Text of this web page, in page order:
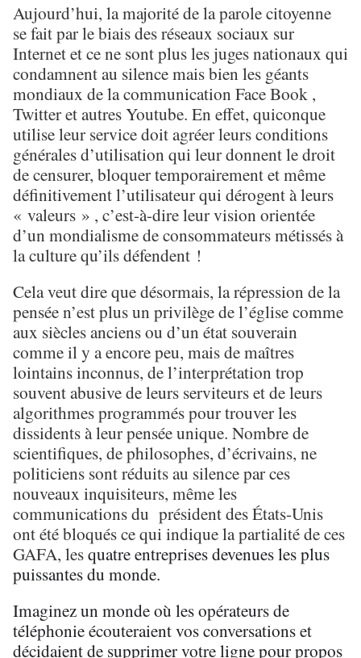
Aujourd’hui, la majorité de la parole citoyenne
se fait par le biais des réseaux sociaux sur
Internet et ce ne sont plus les juges nationaux qui
condamnent au silence mais bien les géants
mondiaux de la communication Face Book ,
Twitter et autres Youtube. En effet, quiconque
utilise leur service doit agréer leurs conditions
générales d’utilisation qui leur donnent le droit
de censurer, bloquer temporairement et même
définitivement l’utilisateur qui dérogent à leurs
« valeurs » , c’est-à-dire leur vision orientée
d’un mondialisme de consommateurs métissés à
la culture qu’ils défendent !
Cela veut dire que désormais, la répression de la
pensée n’est plus un privilège de l’église comme
aux siècles anciens ou d’un état souverain
comme il y a encore peu, mais de maîtres
lointains inconnus, de l’interprétation trop
souvent abusive de leurs serviteurs et de leurs
algorithmes programmés pour trouver les
dissidents à leur pensée unique. Nombre de
scientifiques, de philosophes, d’écrivains, ne
politiciens sont réduits au silence par ces
nouveaux inquisiteurs, même les
communications du président des États-Unis
ont été bloqués ce qui indique la partialité de ces
GAFA, lesquatre entreprises devenues les plus
puissantes du monde.
Imaginez un monde où les opérateurs de
téléphonie écouteraient vos conversations et
décidaient de supprimer votre ligne pour propos